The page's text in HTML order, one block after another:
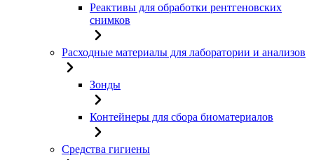
Реактивы для обработки рентгеновских
снимков
Расходные материалы для лаборатории и анализов
Зонды
Контейнеры для сбора биоматериалов
Средства гигиены